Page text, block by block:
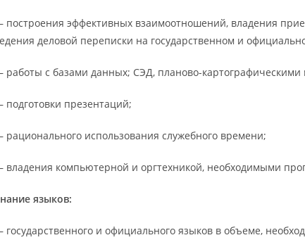
построения эффективных взаимоотношений, владения
деловой переписки на государственном и
работы с базами данных; СЭД, планово-картографическими
подготовки презентаций;
рационального использования служебного времени;
владения компьютерной и оргтехникой, необходимыми
языков:
государственного и официального языков в объеме,